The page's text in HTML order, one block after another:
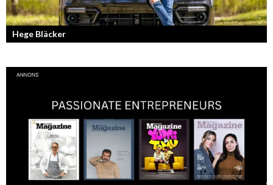
Hege Bläcker
Bilfantast, influencer och en av Lidköpings mest framgångsrika